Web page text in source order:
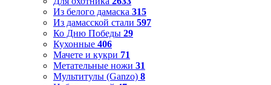
Из белого дамаска 315
Из дамасской стали 597
Ко Дню Победы 29
Кухонные 406
Мачете и кукри 71
Метательные ножи 31
Мультитулы (Ganzo) 8